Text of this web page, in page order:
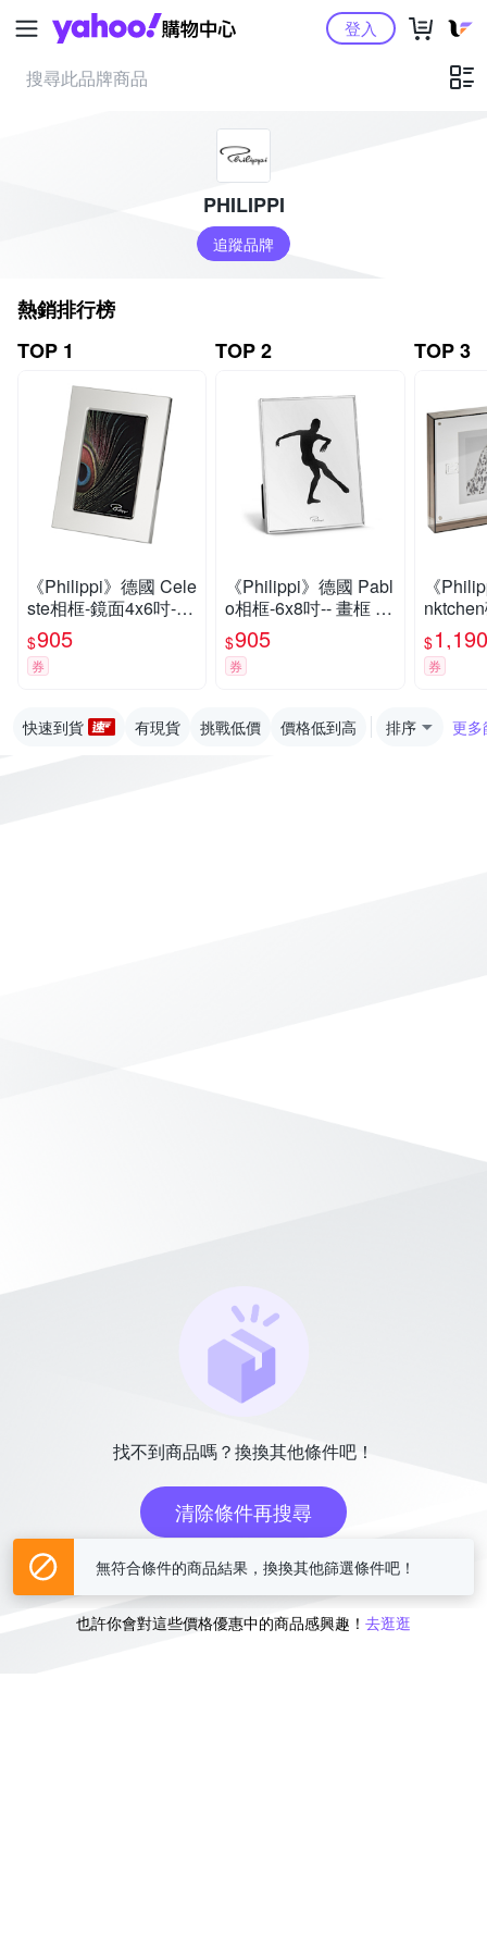
Yahoo購物中心登入
PHILIPPI
追蹤品牌
熱銷排行榜
TOP 1
《Philippi》德國 Cele
ste相框-鏡面4x6吋--
照片框
$905
券
TOP 2
《Philippi》德國 Pabl
o相框-6x8吋-- 畫框 照
片框
$905
券
TOP 3
《
茶6x8
$1,190
券
快速到貨 有現貨 挑戰低價 價格低到高 排序 更多
找不到商品嗎？換換其他條件吧！
清除條件再搜尋
或
也許你會對這些價格優惠中的商品感興趣！ 去逛逛
無符合條件的商品結果，換換其他篩選條件吧！